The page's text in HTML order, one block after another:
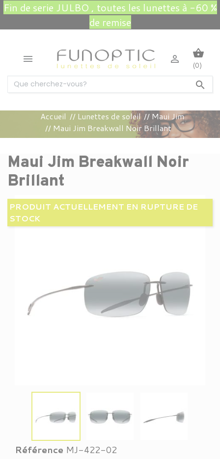
Fin de serie JULBO , toutes les lunettes à -60 %
de remise


 shopping_basket
(0)
Accueil Lunettes de soleil
Maui Jim
Maui Jim Breakwall Noir Brillant
Maui Jim Breakwall Noir
Brillant
PRODUIT ACTUELLEMENT EN RUPTURE DE
STOCK
Référence MJ-422-02